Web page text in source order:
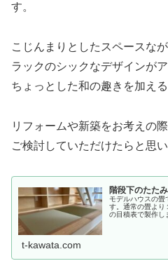
す。
こじんまりとしたスペースな
ラックのシックなデザインが
ちょっとした和の趣きを加え
リフォームや新築をお考えの
ご検討していただけたらと思
階段下のたた
モデルハウスの畳
す。通常の畳より
の目積表で製作し
t-kawata.com